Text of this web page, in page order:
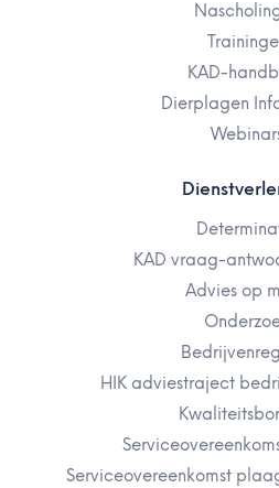
KAD-
Dierplagen
KAD vraag-
Advies op
HIK adviestraject
Serviceovereenkomst